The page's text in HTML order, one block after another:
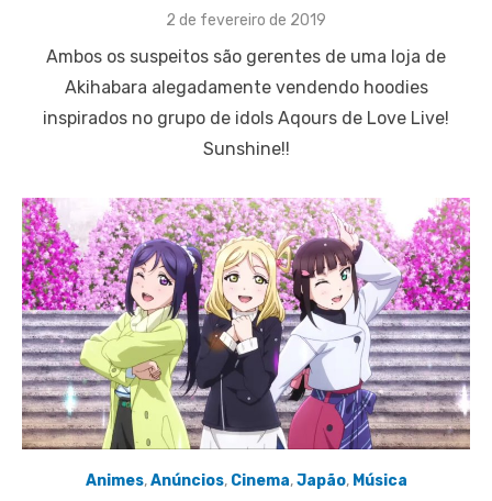
Posted
2 de fevereiro de 2019
Ambos os suspeitos são gerentes de uma loja de
Akihabara alegadamente vendendo hoodies
inspirados no grupo de idols Aqours de Love Live!
Sunshine!!
Animes,Anúncios, Cinema,Japão, Música